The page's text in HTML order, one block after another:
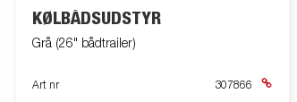
KØLBÅDSUDSTYR
Grå (26" bådtrailer)
Art nr 307866